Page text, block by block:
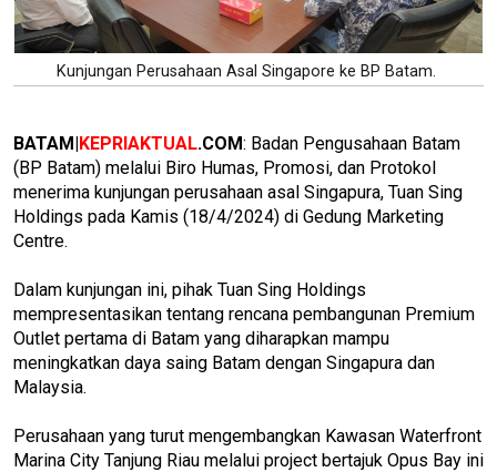
Kunjungan Perusahaan Asal Singapore ke BP Batam.
BATAM|KEPRIAKTUAL.COM: Badan Pengusahaan Batam
(BP Batam) melalui Biro Humas, Promosi, dan Protokol
menerima kunjungan perusahaan asal Singapura, Tuan Sing
Holdings pada Kamis (18/4/2024) di Gedung Marketing
Centre.
Dalam kunjungan ini, pihak Tuan Sing Holdings
mempresentasikan tentang rencana pembangunan Premium
Outlet pertama di Batam yang diharapkan mampu
meningkatkan daya saing Batam dengan Singapura dan
Malaysia.
Perusahaan yang turut mengembangkan Kawasan Waterfront
Marina City Tanjung Riau melalui project bertajuk Opus Bay ini